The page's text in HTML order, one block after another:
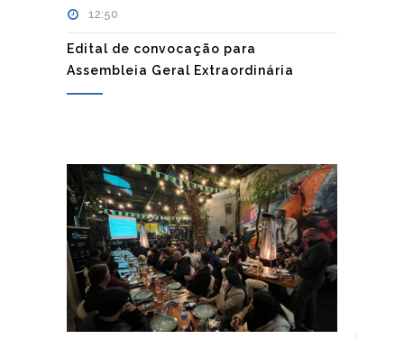
12:50
Edital de convocação para
Assembleia Geral Extraordinária